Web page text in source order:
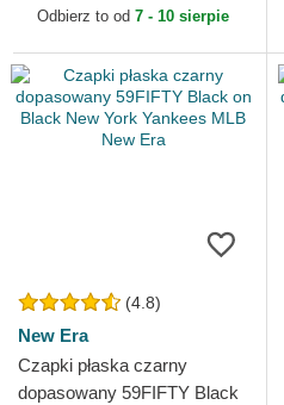
Angeles Dodgers MLB New
Odbierz to od 7 - 10 sierpie
(4.8)
New Era
Czapki płaska czarny
dopasowany 59FIFTY Black